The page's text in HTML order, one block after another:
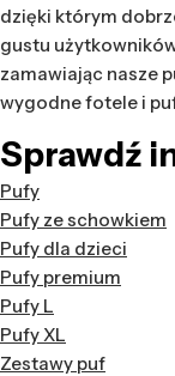
dzięki którym
gustu
zamawiając nasze
wygodne fotele i
Sprawdź
Pufy
Pufy ze schowkiem
Pufy dla dzieci
Pufy premium
Pufy L
Pufy XL
Zestawy puf